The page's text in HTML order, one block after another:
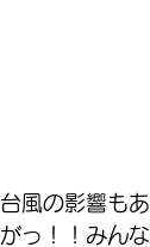
台風の影響も
がっ！！みん